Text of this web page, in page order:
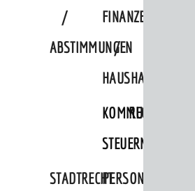
/
ABSTIMMUNGEN
FINANZEN
/
HAUSHALT
KOMMUNALE
STEUERN
STADTRECHTPERSONALRAT
Jugendliche
doch an deine Stadt